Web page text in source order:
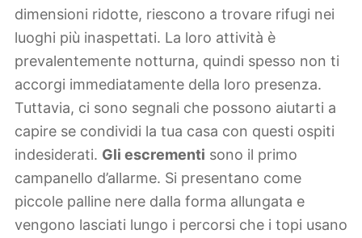
dimensioni ridotte, riescono a trovare rifugi nei
luoghi più inaspettati. La loro attività è
prevalentemente notturna, quindi spesso non ti
accorgi immediatamente della loro presenza.
Tuttavia, ci sono segnali che possono aiutarti a
capire se condividi la tua casa con questi ospiti
indesiderati. Gli escrementi sono il primo
campanello d’allarme. Si presentano come
piccole palline nere dalla forma allungata e
vengono lasciati lungo i percorsi che i topi usano